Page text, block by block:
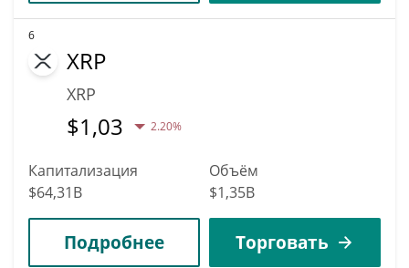
6
XRP
XRP
$1,03 2.20%
Капитализация
$64,31B
Объём
$1,35B
Подробнее Торговать